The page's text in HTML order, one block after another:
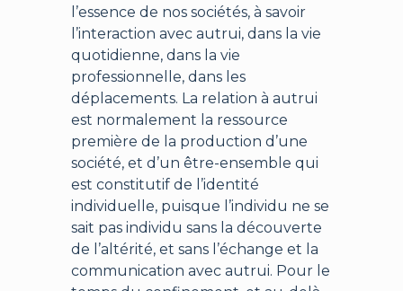
l’essence de nos sociétés, à savoir
l’interaction avec autrui, dans la vie
quotidienne, dans la vie
professionnelle, dans les
déplacements. La relation à autrui
est normalement la ressource
première de la production d’une
société, et d’un être-ensemble qui
est constitutif de l’identité
individuelle, puisque l’individu ne se
sait pas individu sans la découverte
de l’altérité, et sans l’échange et la
communication avec autrui. Pour le